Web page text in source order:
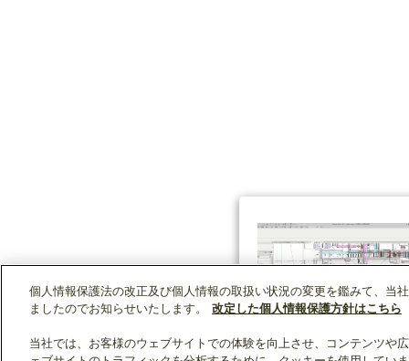
個人情報保護法の改正及び個人情報の取扱い状況の変更を鑑みて、当
ましたのでお知らせいたします。
改定した個人情報保護方針はこちら
当社では、お客様のウェブサイトでの体験を向上させ、コンテンツや